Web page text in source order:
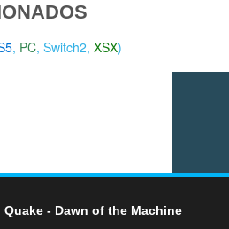
, PC,Switch2,XSX)
- Dawn of the Machine